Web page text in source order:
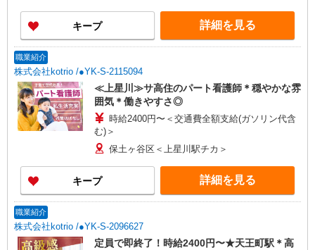
キープ 詳細を見る
職業紹介
株式会社kotrio /●YK-S-2115094
≪上星川≫サ高住のパート看護師＊穏やかな雰
囲気＊働きやすさ◎
時給2400円〜＜交通費全額支給(ガソリン代含
む)＞
保土ヶ谷区＜上星川駅チカ＞
キープ 詳細を見る
職業紹介
株式会社kotrio /●YK-S-2096627
定員で即終了！時給2400円〜★天王町駅＊高